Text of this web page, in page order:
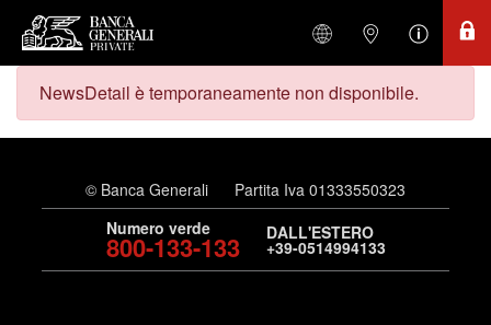
NewsDetail è temporaneamente non disponibile.
© Banca Generali
Partita Iva 01333550323
Numero verde
800-133-133 DALL'ESTERO
+39-0514994133